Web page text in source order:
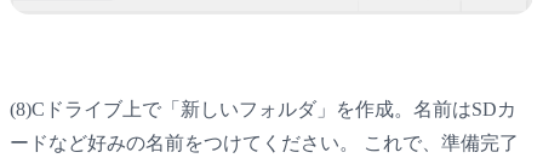
(8)Cドライブ上で「新しいフォルダ」を作成。名前はSDカ
ードなど好みの名前をつけてください。 これで、準備完了